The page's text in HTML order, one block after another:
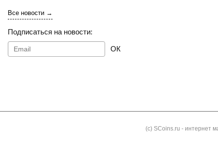
Все новости →
Подписаться на новости:
ОК
(с) SCoins.ru - интернет